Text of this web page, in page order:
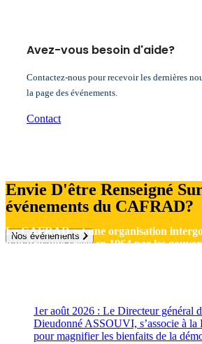
Avez-vous besoin d'aide?
Contactez-nous pour recevoir les dernières
la page des événements.
Contact
Envie D'être Renseigné
événements du CAFRAD?
Nos événements
Le CAFRAD est une organisation
panafricaine créée en 1964 par les
1er août 2026 : Le Directeur
Dieudonné ASSOUVI, s’associe à
pour magnifier les bienfaits de la